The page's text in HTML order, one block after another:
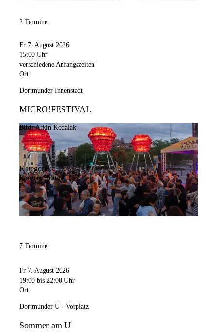
2 Termine
Fr 7. August 2026
15:00 Uhr
verschiedene Anfangszeiten
Ort:
Dortmunder Innenstadt
MICRO!FESTIVAL
Bild: Arkin Kodalak
Kategorie:
Konzert / Musik
7 Termine
Fr 7. August 2026
19:00 bis 22:00 Uhr
Ort:
Dortmunder U - Vorplatz
Sommer am U